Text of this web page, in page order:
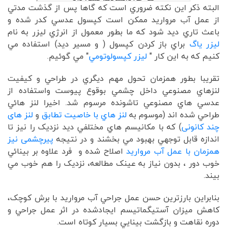
البته ذکر اين نکته ضروري است که گاها پس از گذشت مدتي
از عمل آب مرواريد ممکن است کپسول عدسي کدر شده و
باعث تاري ديد شود که ما بطور معمول از انرژي ليزر به نام
لیزر یاگ براي باز کردن کپسول ( و مسير ديد) استفاده مي
کنيم که به اين کار "ليزر کپسولوتومي" مي گوئيم.
تقريبا بطور همزمان تحول مهم ديگري در طراحي و کيفيت
لنزهاي مصنوعي داخل چشمي بوقوع پيوست واستفاده از
عدسي هاي مصنوعي تاشونده مرسوم شد. اخيرا لنز هائي
طراحي شده اند (موسوم بهلنز هاي با خاصيت تطابق ولنز های
چند کانونی) که با مکانيسم هاي مختلفي ديد نزديک را نيز تا
اندازه قابل توجهي بهبود مي بخشند و در نتيجه پیرچشمی نیز
همزمان با عمل آب مروارید اصلاح شده و فرد علاوه بر بينائي
خوب دور ، بدون نياز به عينک مطالعه، نزديک را هم خوب مي
بيند.
بنابراين بارزترين حسن عمل جراحي آب مرواريد با برش کوچک،
کاهش ميزان آستيگماتيسم ايجادشده در اثر عمل جراحي و
دوره نقاهت و بازگشت بينايي بسيار کوتاه است.